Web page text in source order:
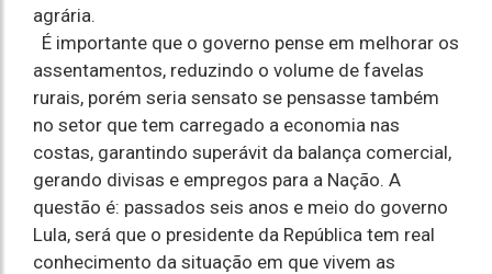
agrária.
É importante que o governo pense em melhorar os
assentamentos, reduzindo o volume de favelas
rurais, porém seria sensato se pensasse também
no setor que tem carregado a economia nas
costas, garantindo superávit da balança comercial,
gerando divisas e empregos para a Nação. A
questão é: passados seis anos e meio do governo
Lula, será que o presidente da República tem real
conhecimento da situação em que vivem as